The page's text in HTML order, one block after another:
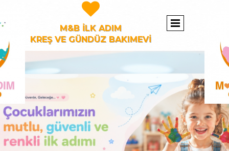

M&B İLK ADIM
KREŞ VE GÜNDÜZ BAKIMEVİ